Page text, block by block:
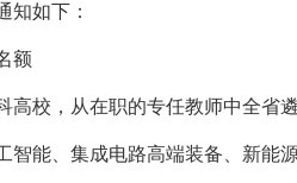
知如下：
额
校，从在职的专任教师中全省遴
智能、集成电路高端装备、新能